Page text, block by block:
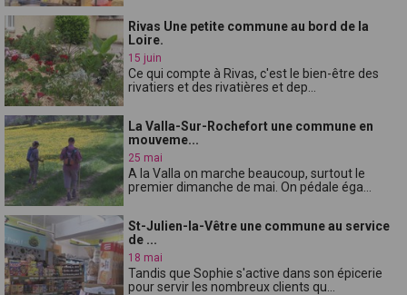
Rivas Une petite commune au bord de la
Loire.
15 juin
Ce qui compte à Rivas, c'est le bien-être des
rivatiers et des rivatières et dep...
La Valla-Sur-Rochefort une commune en
mouveme...
25 mai
A la Valla on marche beaucoup, surtout le
premier dimanche de mai. On pédale éga...
St-Julien-la-Vêtre une commune au service
de ...
18 mai
Tandis que Sophie s'active dans son épicerie
pour servir les nombreux clients qu...